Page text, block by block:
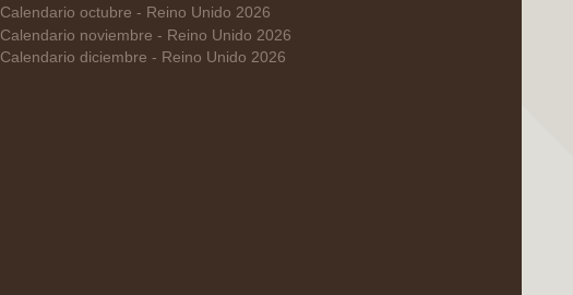
Calendario octubre - Reino Unido 2026
Calendario noviembre - Reino Unido 2026
Calendario diciembre - Reino Unido 2026